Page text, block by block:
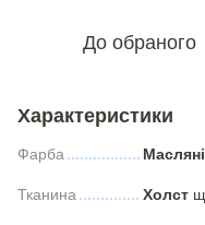
До обраного
Характеристики
Фарба
Тканина Холст